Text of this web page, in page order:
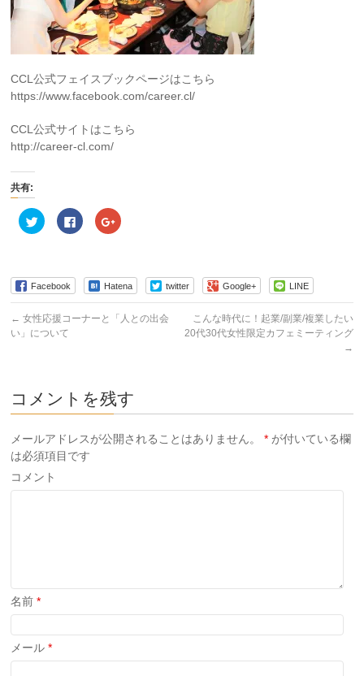
CCL公式フェイスブックページはこちら
https://www.facebook.com/career.cl/
CCL公式サイトはこちら
http://career-cl.com/
共有:
ク
リ
Twitter
で
共
有
(新
し
い
で
開
き
す)
Facebook
で
に
ク
リ
ッ
ク
(新
し
い
ィ
ン
ド
ウ
き
ク
リ
Google+
で
共
有
(新
し
で
開
き
す)
Facebook Hatena twitter Google+ LINE
← 女性応援コーナーと「人との出会
い」について
こんな時代に！起業/副業/複業したい
20代30代女性限定カフェミーティング
→
コメントを残す
メールアドレスが公開されることはありません。 * が付いている欄
は必須項目です
コメント
名前*
メール*